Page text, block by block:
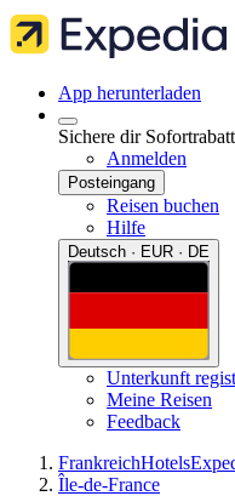
App herunterladen
Sichere dir
Anmelden
Posteingang
Reisen buchen
Hilfe
Deutsch · EUR · DE
Unterkunft
Meine Reisen
Feedback
FrankreichHotels
Île-de-France